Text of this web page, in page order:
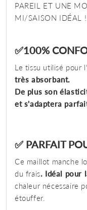
PAREIL ET UNE
MI/SAISON IDÉAL !
✅100%
Le tissu utilisé pour
très absorbant.
De plus son
et s'adaptera
✅ PARFAIT
Ce maillot manche
du frais. Idéal pour
chaleur nécessaire
étouffer.